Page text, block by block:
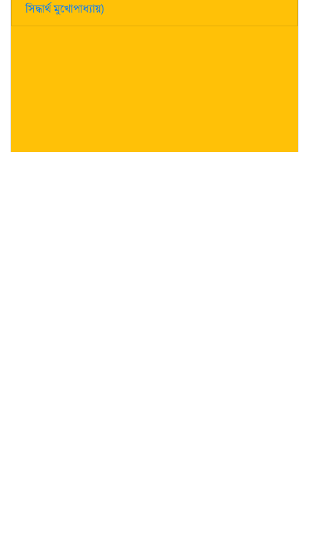
সিদ্ধার্থ মুখোপাধ্যায়)